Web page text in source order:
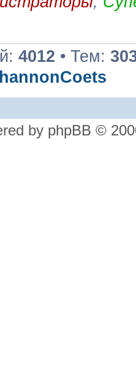
4012 • Тем:
by phpBB ©